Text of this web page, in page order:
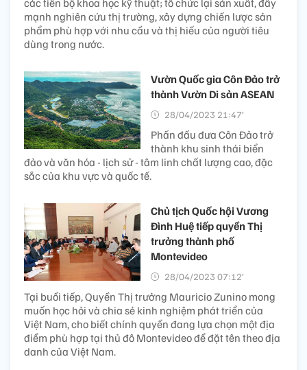
các tiến bộ khoa học kỹ thuật; tổ chức lại sản xuất, đẩy
mạnh nghiên cứu thị trường, xây dựng chiến lược sản
phẩm phù hợp với nhu cầu và thị hiếu của người tiêu
dùng trong nước.
Vườn Quốc gia Côn Đảo trở
thành Vườn Di sản ASEAN
28/04/2023 21:47’
Phấn đấu đưa Côn Đảo trở
thành khu sinh thái biển
đảo và văn hóa - lịch sử - tâm linh chất lượng cao, đặc
sắc của khu vực và quốc tế.
Chủ tịch Quốc hội Vương
Đình Huệ tiếp quyền Thị
trưởng thành phố
Montevideo
28/04/2023 07:12’
Tại buổi tiếp, Quyền Thị trưởng Mauricio Zunino mong
muốn học hỏi và chia sẻ kinh nghiệm phát triển của
Việt Nam, cho biết chính quyền đang lựa chọn một địa
điểm phù hợp tại thủ đô Montevideo để đặt tên theo địa
danh của Việt Nam.